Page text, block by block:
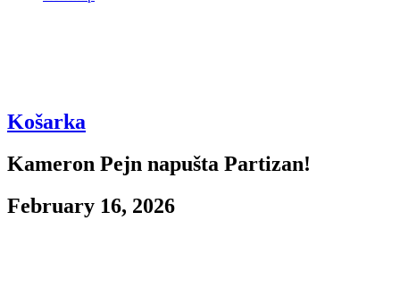
Košarka
Kameron Pejn napušta Partizan!
February 16, 2026